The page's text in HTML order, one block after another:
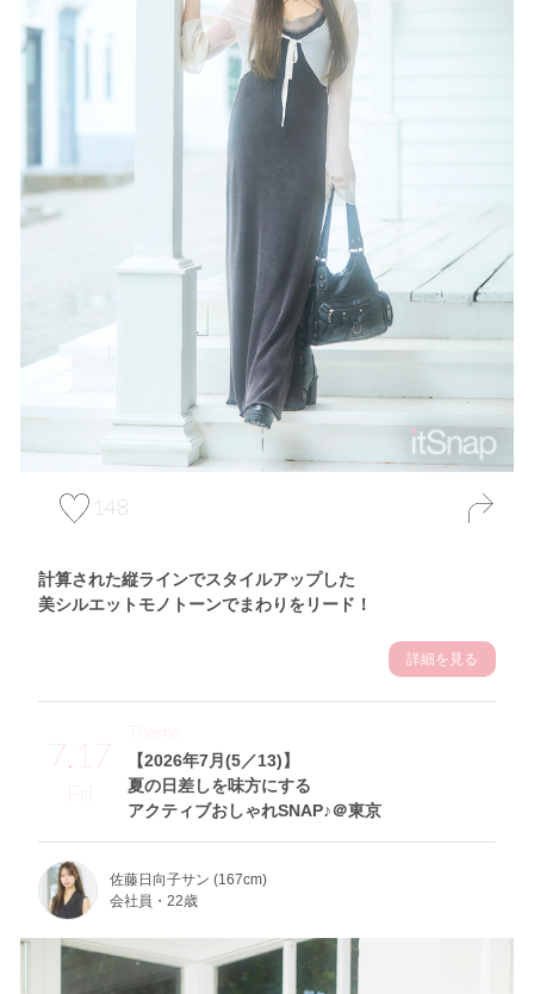
148
計算された縦ラインでスタイルアップした
美シルエットモノトーンでまわりをリード！
詳細を見る
7.17
Fri
【2026年7月(5／13)】
夏の日差しを味方にする
アクティブおしゃれSNAP♪＠東京
Theme
佐藤日向子サン (167cm)
会社員・22歳